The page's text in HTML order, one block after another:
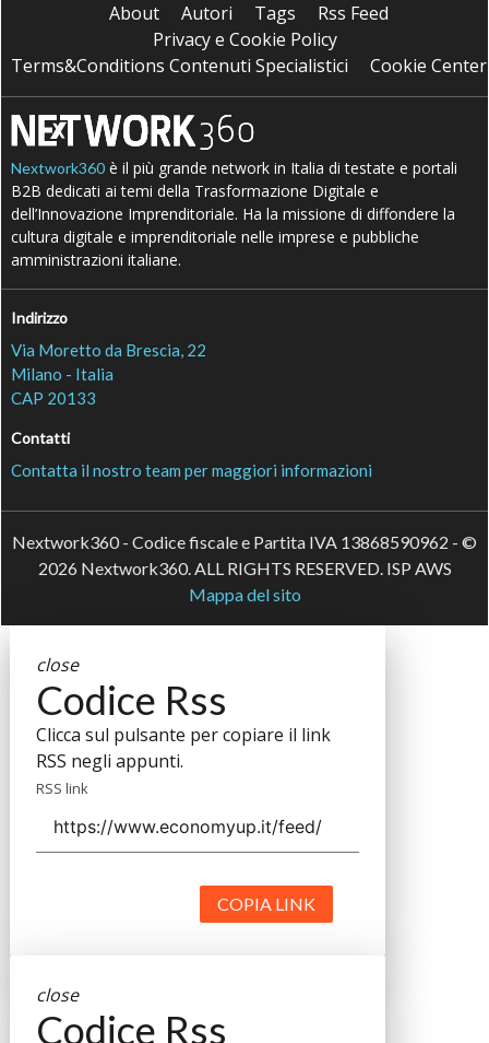
About Autori Tags
Rss Feed
Privacy e Cookie Policy
Terms&Conditions Contenuti Specialistici
Cookie Center
Nextwork360 è il più grande network in Italia di testate e portali
B2B dedicati ai temi della Trasformazione Digitale e
dell’Innovazione Imprenditoriale. Ha la missione di diffondere la
cultura digitale e imprenditoriale nelle imprese e pubbliche
amministrazioni italiane.
Indirizzo
Via Moretto da Brescia, 22
Milano - Italia
CAP 20133
Contatti
Contatta il nostro team per maggiori informazioni
Nextwork360 - Codice fiscale e Partita IVA 13868590962 - ©
2026 Nextwork360. ALL RIGHTS RESERVED. ISP AWS
Mappa del sito
close
Codice Rss
Clicca sul pulsante per copiare il link
RSS negli appunti.
RSS link
COPIA LINK
close
Codice Rss